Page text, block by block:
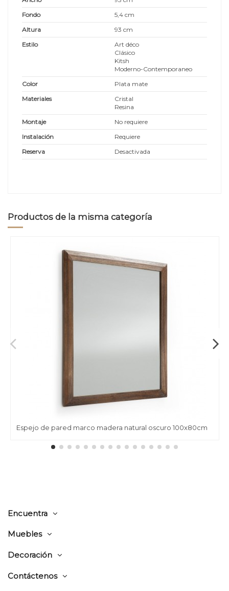
Fondo
5,4 cm
Altura
93 cm
Estilo
Art déco
Clásico
Kitsh
Moderno-Contemporaneo
Color
Plata mate
Materiales
Cristal
Resina
Montaje
No requiere
Instalación
Requiere
Reserva
Desactivada
Productos de la misma categoría
Espejo de pared marco madera natural oscuro 100x80cm
Encuentra
Muebles
Decoración
Contáctenos